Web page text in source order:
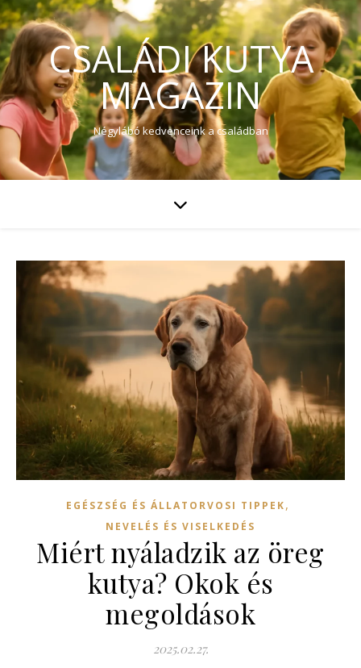
CSALÁDI KUTYA
MAGAZIN
Négylábó kedvenceink a családban
EGÉSZSÉG ÉS ÁLLATORVOSI TIPPEK,
NEVELÉS ÉS VISELKEDÉS
Miért nyáladzik az öreg
kutya? Okok és
megoldások
2025.02.27.